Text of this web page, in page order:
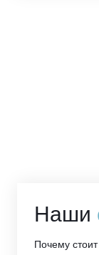
Наши
Почему